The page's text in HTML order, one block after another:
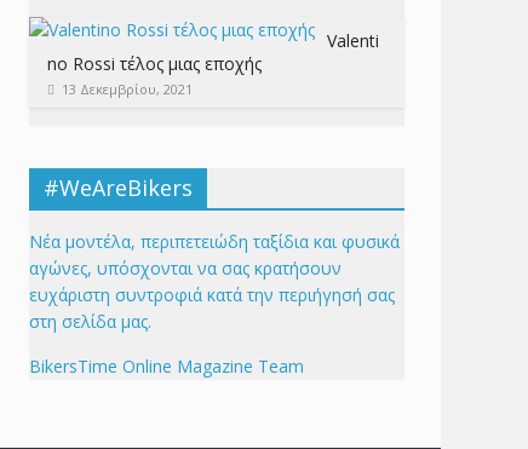
Valenti
no Rossi τέλος μιας εποχής
13 Δεκεμβρίου, 2021
#WeAreBikers
Νέα μοντέλα, περιπετειώδη ταξίδια και φυσικά
αγώνες, υπόσχονται να σας κρατήσουν
ευχάριστη συντροφιά κατά την περιήγησή σας
στη σελίδα μας.
BikersTime Online Magazine Team